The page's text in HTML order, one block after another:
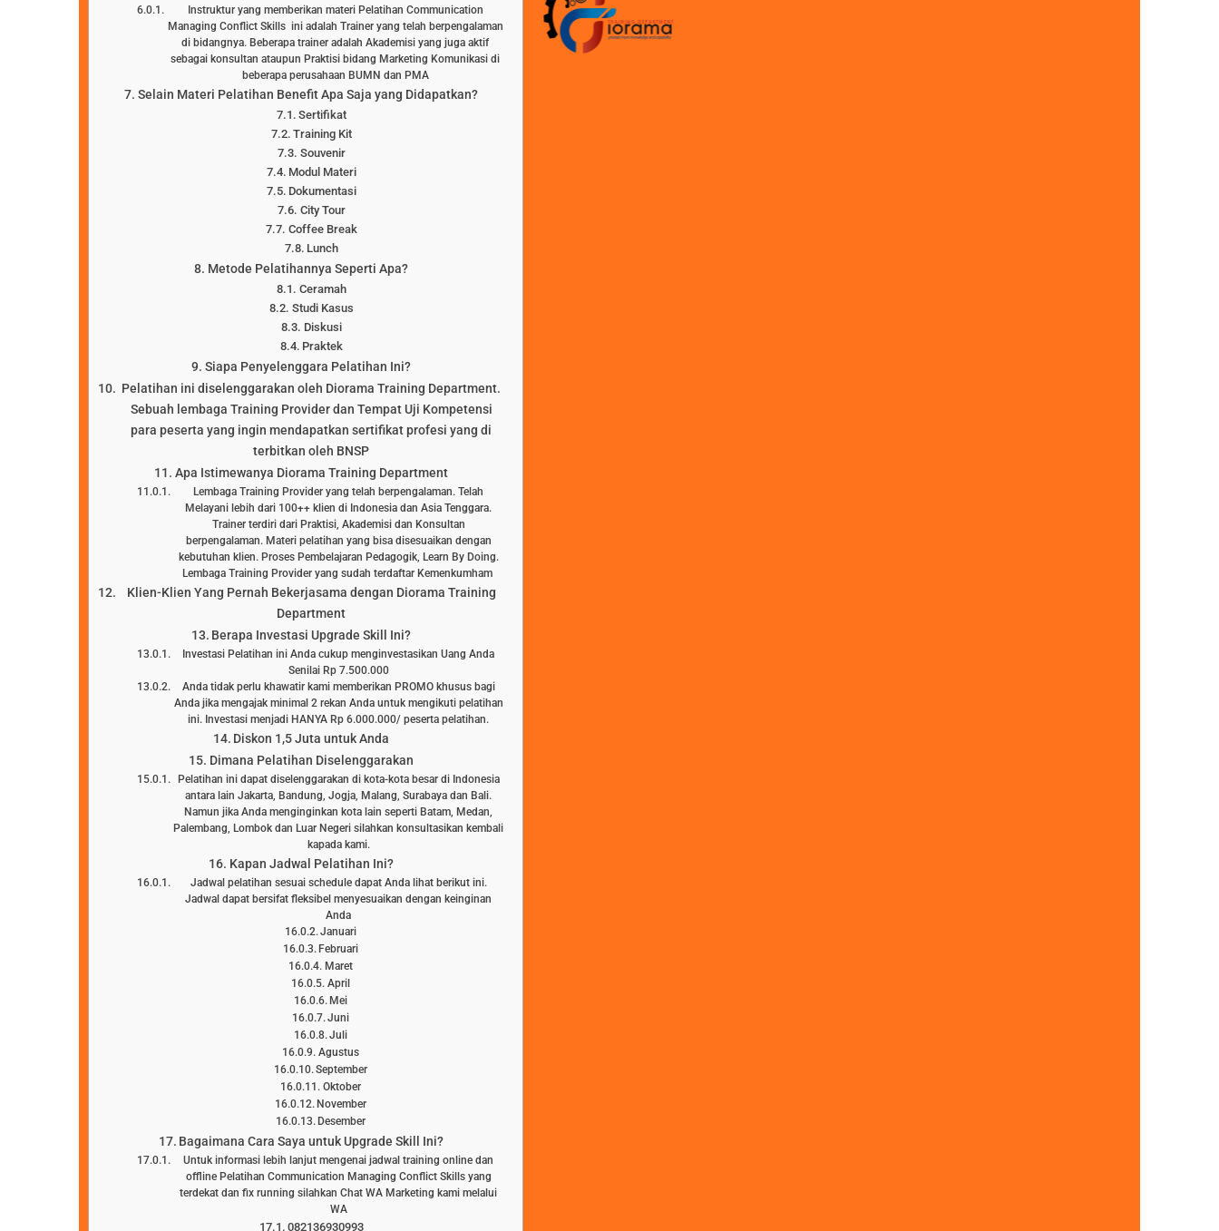
Instruktur yang memberikan materi Pelatihan Communication
Managing Conflict Skills ini adalah Trainer yang telah berpengalaman
di bidangnya. Beberapa trainer adalah Akademisi yang juga aktif
sebagai konsultan ataupun Praktisi bidang Marketing Komunikasi di
beberapa perusahaan BUMN dan PMA
Selain Materi Pelatihan Benefit Apa Saja yang Didapatkan?
Sertifikat
Training Kit
Souvenir
Modul Materi
Dokumentasi
City Tour
Coffee Break
Lunch
Metode Pelatihannya Seperti Apa?
Ceramah
Studi Kasus
Diskusi
Praktek
Siapa Penyelenggara Pelatihan Ini?
Pelatihan ini diselenggarakan oleh Diorama Training Department.
Sebuah lembaga Training Provider dan Tempat Uji Kompetensi
para peserta yang ingin mendapatkan sertifikat profesi yang di
terbitkan oleh BNSP
Apa Istimewanya Diorama Training Department
Lembaga Training Provider yang telah berpengalaman. Telah
Melayani lebih dari 100++ klien di Indonesia dan Asia Tenggara.
Trainer terdiri dari Praktisi, Akademisi dan Konsultan
berpengalaman. Materi pelatihan yang bisa disesuaikan dengan
kebutuhan klien. Proses Pembelajaran Pedagogik, Learn By Doing.
Lembaga Training Provider yang sudah terdaftar Kemenkumham
Klien-Klien Yang Pernah Bekerjasama dengan Diorama Training
Department
Berapa Investasi Upgrade Skill Ini?
Investasi Pelatihan ini Anda cukup menginvestasikan Uang Anda
Senilai Rp 7.500.000
Anda tidak perlu khawatir kami memberikan PROMO khusus bagi
Anda jika mengajak minimal 2 rekan Anda untuk mengikuti pelatihan
ini. Investasi menjadi HANYA Rp 6.000.000/ peserta pelatihan.
Diskon 1,5 Juta untuk Anda
Dimana Pelatihan Diselenggarakan
Pelatihan ini dapat diselenggarakan di kota-kota besar di Indonesia
antara lain Jakarta, Bandung, Jogja, Malang, Surabaya dan Bali.
Namun jika Anda menginginkan kota lain seperti Batam, Medan,
Palembang, Lombok dan Luar Negeri silahkan konsultasikan kembali
kapada kami.
Kapan Jadwal Pelatihan Ini?
Jadwal pelatihan sesuai schedule dapat Anda lihat berikut ini.
Jadwal dapat bersifat fleksibel menyesuaikan dengan keinginan
Anda
Januari
Februari
Maret
April
Mei
Juni
Juli
Agustus
September
Oktober
November
Desember
Bagaimana Cara Saya untuk Upgrade Skill Ini?
Untuk informasi lebih lanjut mengenai jadwal training online dan
offline Pelatihan Communication Managing Conflict Skills yang
terdekat dan fix running silahkan Chat WA Marketing kami melalui
WA
082136930993